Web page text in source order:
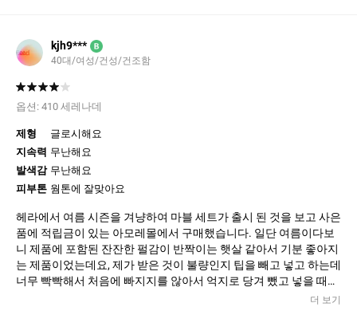
kjh9*** B
40대/여성/건성/건조함
옵션: 410 세레나데
제형
글로시해요
지속력 무난해요
발색감 무난해요
피부톤 웜톤에 잘맞아요
헤라에서 여름 시즌을 겨냥하여 마블 세트가 출시 된 것을 보고 사은
품에 적립금이 있는 아모레몰에서 구매했습니다. 일단 여름이다보
니 제품에 포함된 잔잔한 펄감이 반짝이는 햇살 같아서 기분 좋아지
는 제품이었는데요, 제가 받은 것이 불량인지 팁을 빼고 넣고 하는데
너무 빡빡해서 처음에 빠지지를 않아서 억지로 당겨 뺐고 넣을 때도
억지로 밀어 넣었는데 이 상태면 곧 팁이 뽑히지 않을까 걱정이네
더 보기